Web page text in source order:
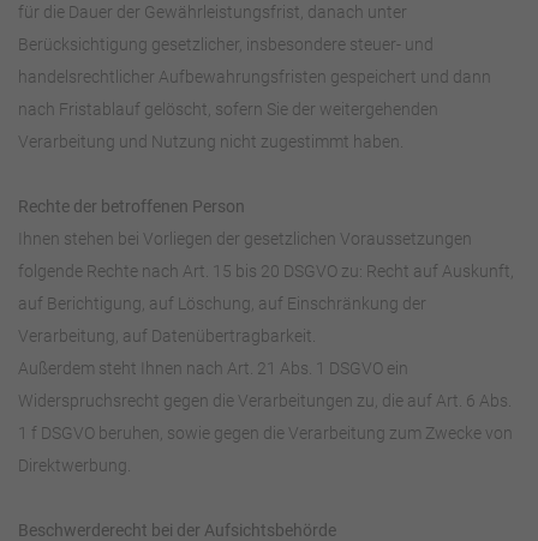
für die Dauer der Gewährleistungsfrist, danach unter
Berücksichtigung gesetzlicher, insbesondere steuer- und
handelsrechtlicher Aufbewahrungsfristen gespeichert und dann
nach Fristablauf gelöscht, sofern Sie der weitergehenden
Verarbeitung und Nutzung nicht zugestimmt haben.
Rechte der betroffenen Person
Ihnen stehen bei Vorliegen der gesetzlichen Voraussetzungen
folgende Rechte nach Art. 15 bis 20 DSGVO zu: Recht auf Auskunft,
auf Berichtigung, auf Löschung, auf Einschränkung der
Verarbeitung, auf Datenübertragbarkeit.
Außerdem steht Ihnen nach Art. 21 Abs. 1 DSGVO ein
Widerspruchsrecht gegen die Verarbeitungen zu, die auf Art. 6 Abs.
1 f DSGVO beruhen, sowie gegen die Verarbeitung zum Zwecke von
Direktwerbung.
Beschwerderecht bei der Aufsichtsbehörde